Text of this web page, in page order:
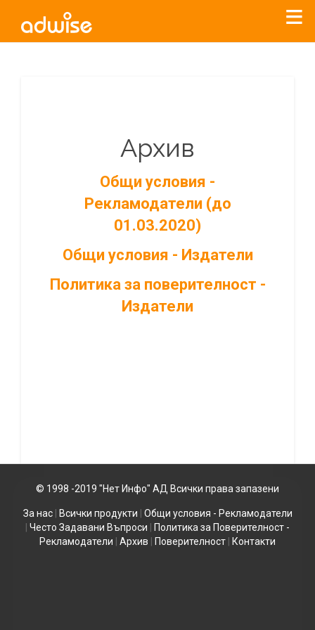
Архив
Общи условия -
Рекламодатели (до
01.03.2020)
Общи условия - Издатели
Политика за поверителност -
Издатели
© 1998 -2019 "Нет Инфо" АД Всички права запазени
За нас| Всички продукти
Общи условия - Рекламодатели
Често Задавани Въпроси
Политика за Поверителност -
Рекламодатели
Архив Поверителност Контакти